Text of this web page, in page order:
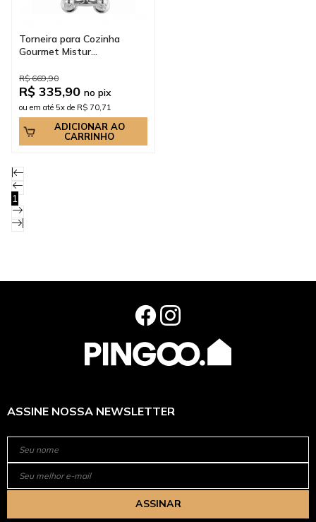
Torneira para Cozinha
Gourmet Mistur...
R$ 669,90
R$ 335,90 no pix
ou em até 5x de R$ 70,71
ADICIONAR AO
CARRINHO
1
ASSINE NOSSA NEWSLETTER
ASSINAR